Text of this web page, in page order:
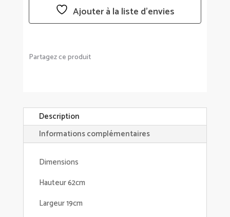
Ajouter à la liste d’envies
Partagez ce produit
Description
Informations complémentaires
Dimensions
Hauteur 62cm
Largeur 19cm